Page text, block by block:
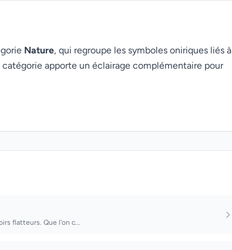
Nature, qui regroupe les symboles oniriques liés à
apporte un éclairage complémentaire pour
flatteurs. Que l'on c...